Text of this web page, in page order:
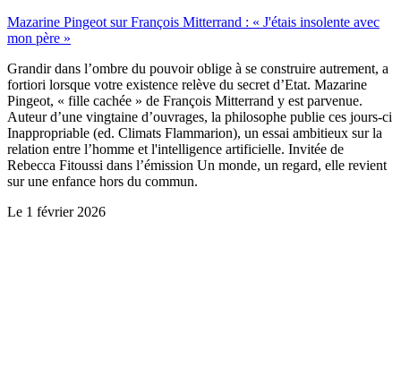
Mazarine Pingeot sur François Mitterrand : « J'étais insolente avec
mon père »
Grandir dans l’ombre du pouvoir oblige à se construire autrement, a
fortiori lorsque votre existence relève du secret d’Etat. Mazarine
Pingeot, « fille cachée » de François Mitterrand y est parvenue.
Auteur d’une vingtaine d’ouvrages, la philosophe publie ces jours-ci
Inappropriable (ed. Climats Flammarion), un essai ambitieux sur la
relation entre l’homme et l'intelligence artificielle. Invitée de
Rebecca Fitoussi dans l’émission Un monde, un regard, elle revient
sur une enfance hors du commun.
Le 1 février 2026